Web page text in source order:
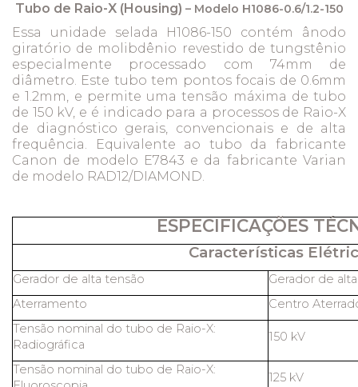
Tubo de Raio-X (Housing) – Modelo H1086-0.6/1.2-150
Essa unidade selada H1086-150 contém ânodo
giratório de molibdênio revestido de tungstênio
especialmente processado com 74mm de
diâmetro. Este tubo tem pontos focais de 0.6mm
e 1.2mm, e permite uma tensão máxima de tubo
de 150 kV, e é indicado para a processos de Raio-X
de diagnóstico gerais, convencionais e de alta
frequência. Equivalente ao tubo da fabricante
Canon de modelo E7843 e da fabricante Varian
de modelo RAD12/DIAMOND.
ESPECIFICAÇÕES
Características
Gerador de alta tensão
Gerador de
Aterramento
Centro
Tensão nominal do tubo de Raio-X:
Radiográfica
150 kV
Tensão nominal do tubo de Raio-X:
125 kV